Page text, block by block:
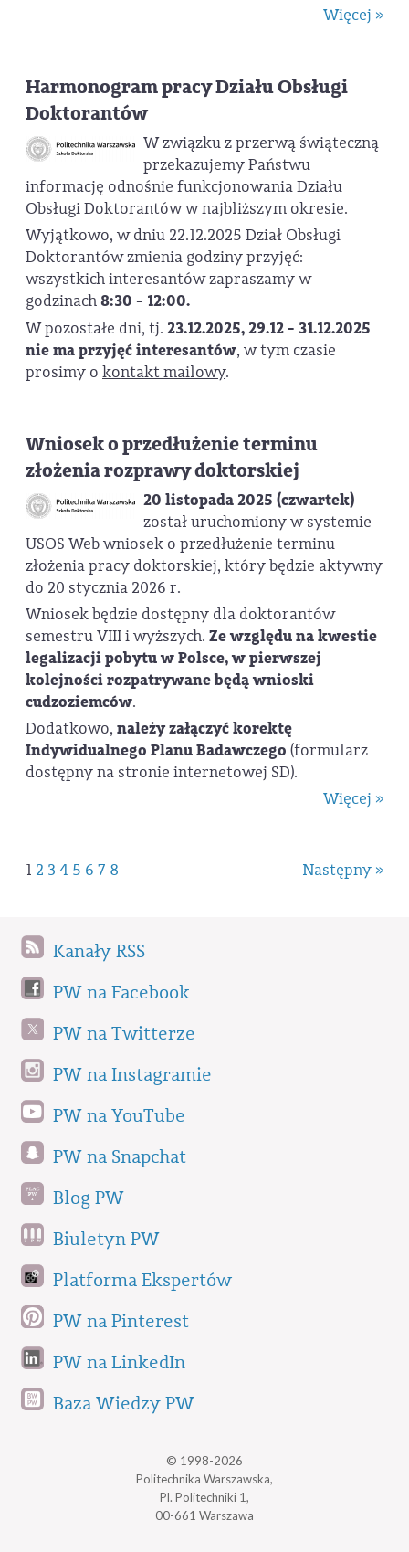
Więcej »
Harmonogram pracy Działu Obsługi
Doktorantów
W związku z przerwą świąteczną
przekazujemy Państwu
informację odnośnie funkcjonowania Działu
Obsługi Doktorantów w najbliższym okresie.
Wyjątkowo, w dniu 22.12.2025 Dział Obsługi
Doktorantów zmienia godziny przyjęć:
wszystkich interesantów zapraszamy w
godzinach8:30 - 12:00.
W pozostałe dni, tj. 23.12.2025, 29.12 - 31.12.2025
nie ma przyjęć interesantów, w tym czasie
prosimy o kontakt mailowy.
Wniosek o przedłużenie terminu
złożenia rozprawy doktorskiej
20 listopada 2025 (czwartek)
został uruchomiony w systemie
USOS Web wniosek o przedłużenie terminu
złożenia pracy doktorskiej, który będzie aktywny
do 20 stycznia 2026 r.
Wniosek będzie dostępny dla doktorantów
semestru VIII i wyższych. Ze względu na kwestie
legalizacji pobytu w Polsce, w pierwszej
kolejności rozpatrywane będą wnioski
cudzoziemców.
Dodatkowo, należy załączyć korektę
Indywidualnego Planu Badawczego (formularz
dostępny na stronie internetowej SD).
Więcej »
Następny »
1 2 3 4 5 6 7 8
Kanały RSS
PW na Facebook
PW na Twitterze
PW na Instagramie
PW na YouTube
PW na Snapchat
Blog PW
Biuletyn PW
Platforma Ekspertów
PW na Pinterest
PW na LinkedIn
Baza Wiedzy PW
© 1998-2026
Politechnika Warszawska,
Pl. Politechniki 1,
00-661 Warszawa